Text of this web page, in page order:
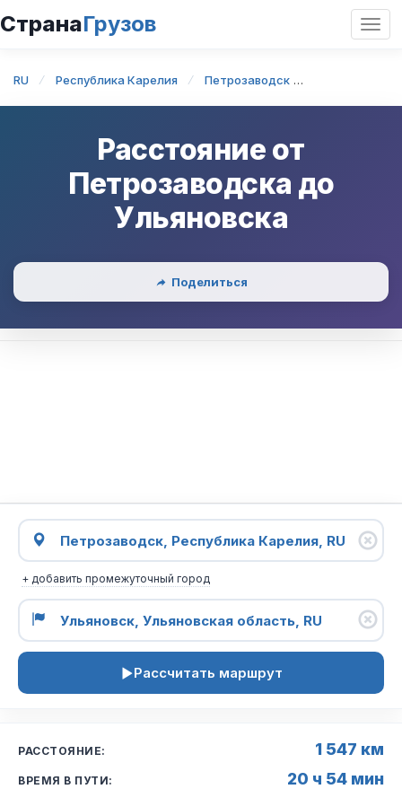
СтранаГрузов
RU Республика Карелия Петрозаводск
Расстояние от
Петрозаводска до
Ульяновска
Поделиться
+ добавить промежуточный город
Рассчитать маршрут
РАССТОЯНИЕ: 1 547 км
ВРЕМЯ В ПУТИ: 20 ч 54 мин